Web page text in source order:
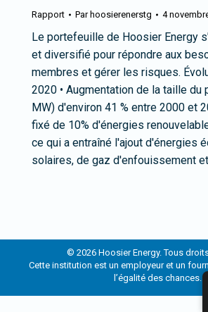
Rapport Par hoosierenerstg 4
Le portefeuille de Hoosier Energy
et diversifié pour répondre aux
membres et gérer les risques.
2020 • Augmentation de la taille du
MW) d'environ 41 % entre 2000 et
fixé de 10% d'énergies
ce qui a entraîné l'ajout d'énergies
solaires, de gaz d'enfouissement
© 2026 Hoosier Energy. Tous
Cette institution est un employeur et un
l’égalité des chances.